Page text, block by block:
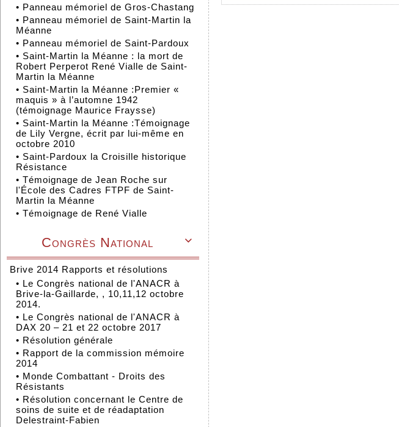
• Panneau mémoriel de Gros-Chastang
• Panneau mémoriel de Saint-Martin la
Méanne
• Panneau mémoriel de Saint-Pardoux
• Saint-Martin la Méanne : la mort de
Robert Perperot René Vialle de Saint-
Martin la Méanne
• Saint-Martin la Méanne :Premier «
maquis » à l’automne 1942
(témoignage Maurice Fraysse)
• Saint-Martin la Méanne :Témoignage
de Lily Vergne, écrit par lui-même en
octobre 2010
• Saint-Pardoux la Croisille historique
Résistance
• Témoignage de Jean Roche sur
l'École des Cadres FTPF de Saint-
Martin la Méanne
• Témoignage de René Vialle

Congrès National
Brive 2014 Rapports et résolutions
• Le Congrès national de l'ANACR à
Brive-la-Gaillarde, , 10,11,12 octobre
2014.
• Le Congrès national de l'ANACR à
DAX 20 – 21 et 22 octobre 2017
• Résolution générale
• Rapport de la commission mémoire
2014
• Monde Combattant - Droits des
Résistants
• Résolution concernant le Centre de
soins de suite et de réadaptation
Delestraint-Fabien